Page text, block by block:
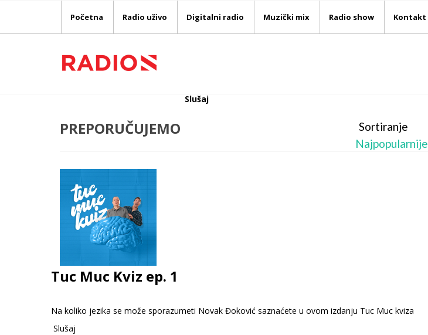
Početna Radio uživo Digitalni radio Muzički mix Radio show Kontakt
Slušaj
PREPORUČUJEMO
Sortiranje
Najpopularnije
Tuc Muc Kviz ep. 1
Na koliko jezika se može sporazumeti Novak Đoković saznaćete u ovom izdanju Tuc Muc kviza
Slušaj